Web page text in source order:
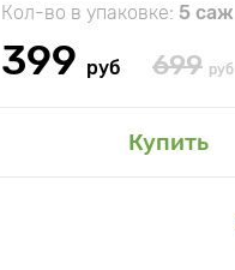
Кол-во в упаковке: 5 саж
399 руб 699 руб
Купить